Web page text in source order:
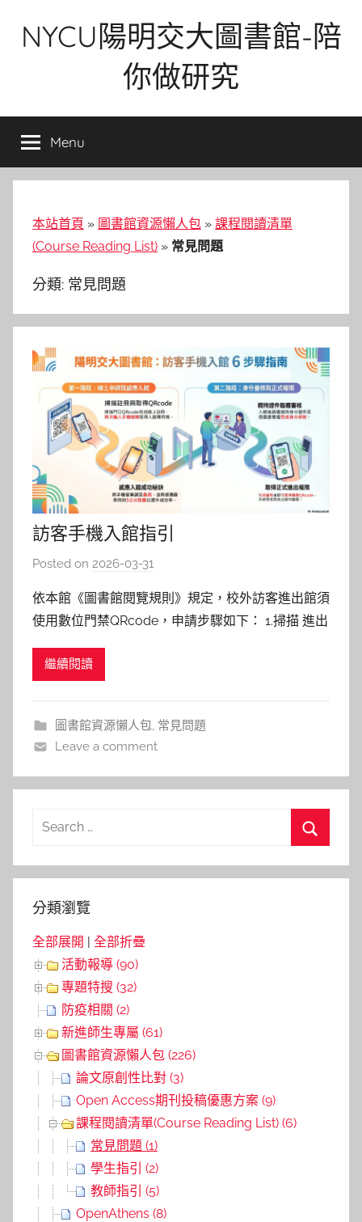
NYCU陽明交大圖書館-陪
你做研究
Menu
本站首頁 » 圖書館資源懶人包 » 課程閱讀清單
(Course Reading List) » 常見問題
分類: 常見問題
訪客手機入館指引
Posted on 2026-03-31
c
h
依本館《圖書館閱覽規則》規定，校外訪客進出館須
使用數位門禁QRcode，申請步驟如下： 1.掃描 進出
操作直至「註冊申請完成」 3.點選 返回登入後，再
繼續閱讀
圖書館資源懶人包, 常見問題
Leave a comment
Search
分類瀏覽
全部展開 | 全部折疊
活動報導 (90)
專題特搜 (32)
防疫相關 (2)
新進師生專屬 (61)
圖書館資源懶人包 (226)
論文原創性比對 (3)
Open Access期刊投稿優惠方案 (9)
課程閱讀清單(Course Reading List) (6)
常見問題 (1)
學生指引 (2)
教師指引 (5)
OpenAthens (8)